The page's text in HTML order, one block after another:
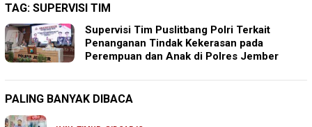
TAG: SUPERVISI TIM
Supervisi Tim Puslitbang Polri Terkait
Penanganan Tindak Kekerasan pada
Perempuan dan Anak di Polres Jember
PALING BANYAK DIBACA